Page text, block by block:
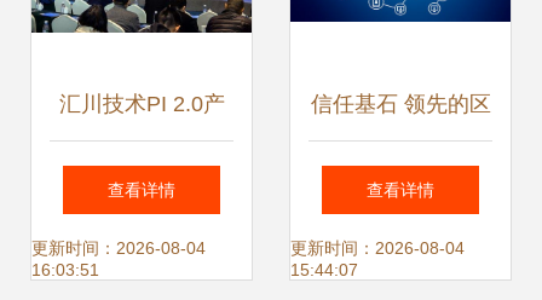
汇川技术PI 2.0产
品识别设计指南正
式发布 重新定义人
查看详情
更新时间：2026-08-04
16:03:51
信任基石 领先的区
块链技术开发商如
何赋能数字经济
查看详情
更新时间：2026-08-04
15:44:07